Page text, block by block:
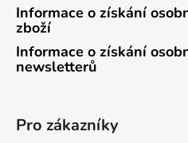
Informace o získání
zboží
Informace o získání
newsletterů
Pro zákazníky